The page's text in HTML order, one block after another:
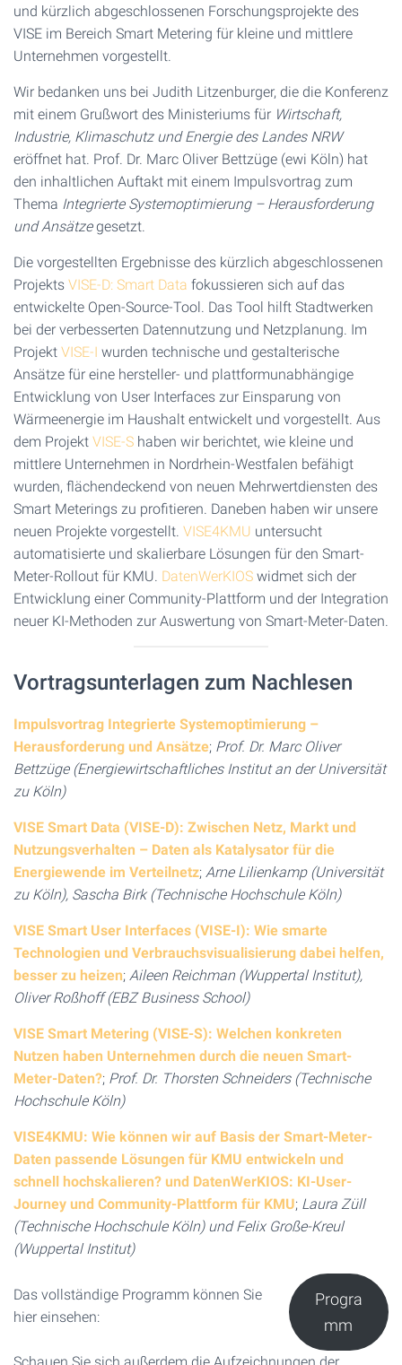
und kürzlich abgeschlossenen Forschungsprojekte des
VISE im Bereich Smart Metering für kleine und mittlere
Unternehmen vorgestellt.
Wir bedanken uns bei Judith Litzenburger, die die Konferenz
mit einem Grußwort des Ministeriums für Wirtschaft,
Industrie, Klimaschutz und Energie des Landes NRW
eröffnet hat. Prof. Dr. Marc Oliver Bettzüge (ewi Köln) hat
den inhaltlichen Auftakt mit einem Impulsvortrag zum
Thema Integrierte Systemoptimierung – Herausforderung
und Ansätzegesetzt.
Die vorgestellten Ergebnisse des kürzlich abgeschlossenen
Projekts VISE-D: Smart Data fokussieren sich auf das
entwickelte Open-Source-Tool. Das Tool hilft Stadtwerken
bei der verbesserten Datennutzung und Netzplanung. Im
Projekt VISE-I wurden technische und gestalterische
Ansätze für eine hersteller- und plattformunabhängige
Entwicklung von User Interfaces zur Einsparung von
Wärmeenergie im Haushalt entwickelt und vorgestellt. Aus
dem Projekt VISE-S haben wir berichtet, wie kleine und
mittlere Unternehmen in Nordrhein-Westfalen befähigt
wurden, flächendeckend von neuen Mehrwertdiensten des
Smart Meterings zu profitieren. Daneben haben wir unsere
neuen Projekte vorgestellt. VISE4KMU untersucht
automatisierte und skalierbare Lösungen für den Smart-
Meter-Rollout für KMU. DatenWerKIOS widmet sich der
Entwicklung einer Community-Plattform und der Integration
neuer KI-Methoden zur Auswertung von Smart-Meter-Daten.
Vortragsunterlagen zum Nachlesen
Impulsvortrag Integrierte Systemoptimierung –
Herausforderung und Ansätze; Prof. Dr. Marc Oliver
Bettzüge (Energiewirtschaftliches Institut an der Universität
zu Köln)
VISE Smart Data (VISE-D): Zwischen Netz, Markt und
Nutzungsverhalten – Daten als Katalysator für die
Energiewende im Verteilnetz; Arne Lilienkamp (Universität
zu Köln), Sascha Birk (Technische Hochschule Köln)
VISE Smart User Interfaces (VISE-I): Wie smarte
Technologien und Verbrauchsvisualisierung dabei helfen,
besser zu heizen; Aileen Reichman (Wuppertal Institut),
Oliver Roßhoff (EBZ Business School)
VISE Smart Metering (VISE-S): Welchen konkreten
Nutzen haben Unternehmen durch die neuen Smart-
Meter-Daten?; Prof. Dr. Thorsten Schneiders (Technische
Hochschule Köln)
VISE4KMU: Wie können wir auf Basis der Smart-Meter-
Daten passende Lösungen für KMU entwickeln und
schnell hochskalieren? und DatenWerKIOS: KI-User-
Journey und Community-Plattform für KMU; Laura Züll
(Technische Hochschule Köln) und Felix Große-Kreul
(Wuppertal Institut)
Das vollständige Programm können Sie
hier einsehen:
Progra
mm